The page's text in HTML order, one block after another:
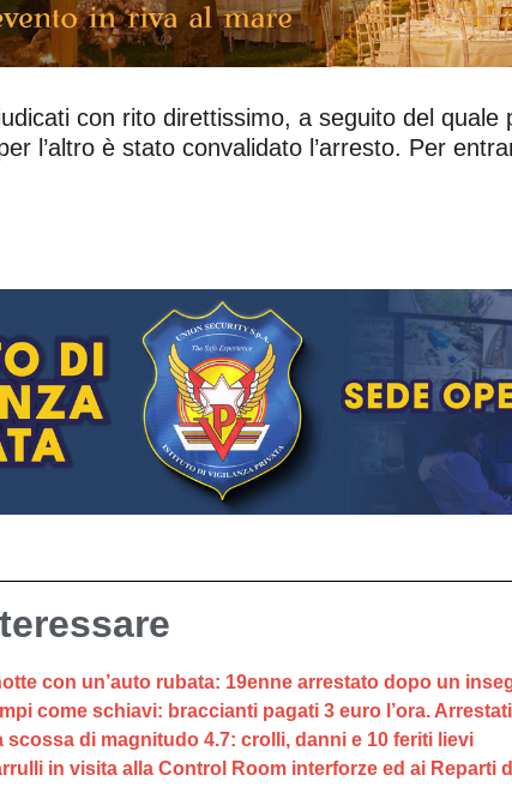
con rito direttissimo, a seguito del
l’altro è stato convalidato l’arresto. Per
con un’auto rubata: 19enne arrestato dopo un
come schiavi: braccianti pagati 3 euro l’ora.
scossa di magnitudo 4.7: crolli, danni e 10 feriti lievi
in visita alla Control Room interforze ed ai